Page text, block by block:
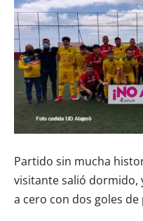
Partido sin mucha
visitante salió dormido,
a cero con dos goles de